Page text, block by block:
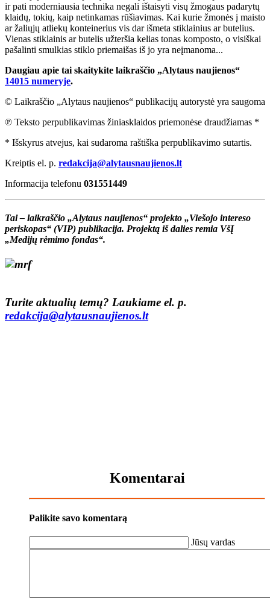
ir pa­ti mo­der­niau­sia tech­ni­ka ne­ga­li iš­tai­sy­ti vi­sų žmo­gaus pa­da­ry­tų
klai­dų, to­kių, kaip ne­tin­ka­mas rū­šia­vi­mas. Kai ku­rie žmo­nės į mais­to
ar ža­lių­jų at­lie­kų kon­tei­ne­rius vis dar iš­me­ta stik­lai­nius ar bu­te­lius.
Vie­nas stik­lai­nis ar bu­te­lis už­ter­šia ke­lias to­nas kom­pos­to, o vi­siš­kai
pa­ša­lin­ti smul­kias stik­lo prie­mai­šas iš jo yra ne­įma­no­ma...
Daugiau apie tai skaitykite laikraščio „Alytaus naujienos“
14015 numeryje.
© Laikraščio „Alytaus naujienos“ publikacijų autorystė yra saugoma
℗ Teksto perpublikavimas žiniasklaidos priemonėse draudžiamas *
* Išskyrus atvejus, kai sudaroma raštiška perpublikavimo sutartis.
Kreiptis el. p. redakcija@alytausnaujienos.lt
Informacija telefonu 031551449
Tai – laikraščio „Alytaus naujienos“ projekto „Viešojo intereso
periskopas“ (VIP) publikacija. Projektą iš dalies remia VšĮ
„Medijų rėmimo fondas“.
Turite aktualių temų? Laukiame el. p.
redakcija@alytausnaujienos.lt
Komentarai
Palikite savo komentarą
Jūsų vardas